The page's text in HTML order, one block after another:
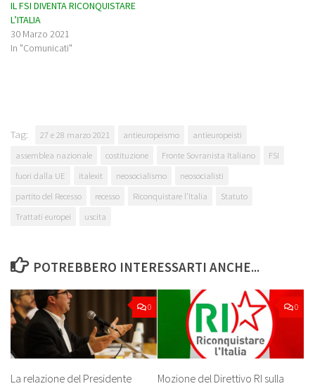
IL FSI DIVENTA RICONQUISTARE
L’ITALIA
30 Marzo 2021
In "Comunicati"
Tag: 27 e 28 marzo 2021 antieuropeismo
antieuropeisti
assemblea nazionale
costituzione Fronte Sovranista Italiano
FSI
fuori dalla UE
italexit neosocialismo
neosocialisti
partito del Recesso
recesso Riconquistare l’Italia
Statuto
Trattati europei
uscita
POTREBBERO INTERESSARTI ANCHE...
0
La relazione del Presidente
0
Mozione del Direttivo RI sulla